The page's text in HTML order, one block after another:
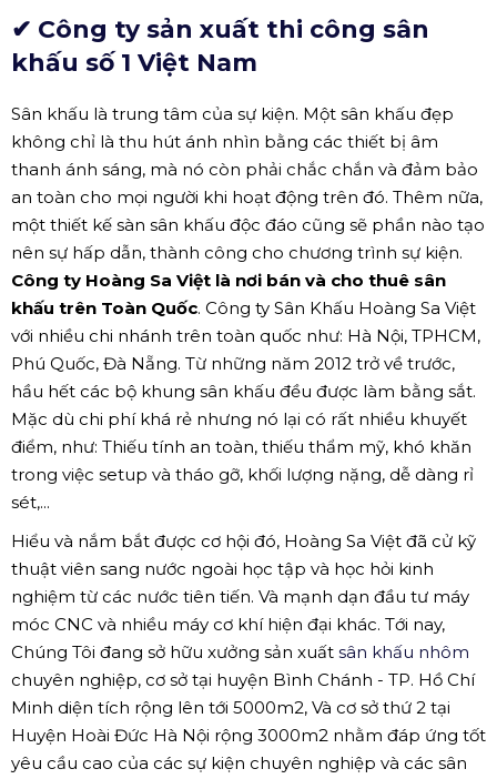
✔ Công ty sản xuất thi công sân
khấu số 1 Việt Nam
Sân khấu là trung tâm của sự kiện. Một sân khấu đẹp
không chỉ là thu hút ánh nhìn bằng các thiết bị âm
thanh ánh sáng, mà nó còn phải chắc chắn và đảm bảo
an toàn cho mọi người khi hoạt động trên đó. Thêm nữa,
một thiết kế sàn sân khấu độc đáo cũng sẽ phần nào tạo
nên sự hấp dẫn, thành công cho chương trình sự kiện.
Công ty Hoàng Sa Việt là nơi bán và cho thuê sân
khấu trên Toàn Quốc. Công ty Sân Khấu Hoàng Sa Việt
với nhiều chi nhánh trên toàn quốc như: Hà Nội, TPHCM,
Phú Quốc, Đà Nẵng. Từ những năm 2012 trở về trước,
hầu hết các bộ khung sân khấu đều được làm bằng sắt.
Mặc dù chi phí khá rẻ nhưng nó lại có rất nhiều khuyết
điểm, như: Thiếu tính an toàn, thiếu thẩm mỹ, khó khăn
trong việc setup và tháo gỡ, khối lượng nặng, dễ dàng rỉ
sét,...
Hiểu và nắm bắt được cơ hội đó, Hoàng Sa Việt đã cử kỹ
thuật viên sang nước ngoài học tập và học hỏi kinh
nghiệm từ các nước tiên tiến. Và mạnh dạn đầu tư máy
móc CNC và nhiều máy cơ khí hiện đại khác. Tới nay,
Chúng Tôi đang sở hữu xưởng sản xuất sân khấu nhôm
chuyên nghiệp, cơ sở tại huyện Bình Chánh - TP. Hồ Chí
Minh diện tích rộng lên tới 5000m2, Và cơ sở thứ 2 tại
Huyện Hoài Đức Hà Nội rộng 3000m2 nhằm đáp ứng tốt
yêu cầu cao của các sự kiện chuyên nghiệp và các sân